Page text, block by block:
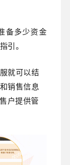
备多少资金
引。
就可以结
销售信息
户提供管